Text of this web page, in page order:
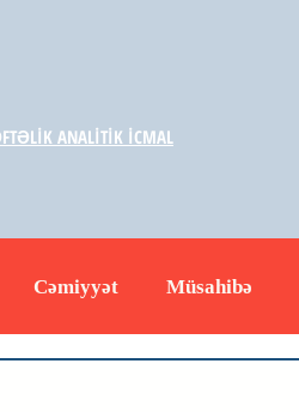
Cəmiyyət Müsahibə
ANALİTİK İCMAL